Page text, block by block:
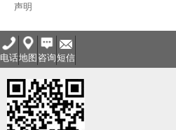
声明
电话地图 咨询短信